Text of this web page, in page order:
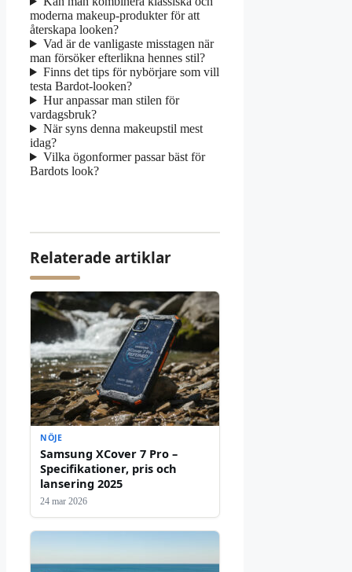
moderna makeup-produkter för att
återskapa looken?
Vad är de vanligaste misstagen när
man försöker efterlikna hennes stil?
Finns det tips för nybörjare som vill
testa Bardot-looken?
Hur anpassar man stilen för
vardagsbruk?
När syns denna makeupstil mest
idag?
Vilka ögonformer passar bäst för
Bardots look?
Relaterade artiklar
NÖJE
Samsung XCover 7 Pro –
Specifikationer, pris och
lansering 2025
24 mar 2026